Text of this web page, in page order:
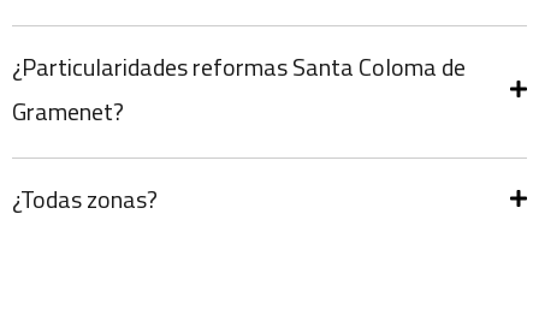
¿Particularidades reformas Santa Coloma de
Gramenet?
¿Todas zonas?